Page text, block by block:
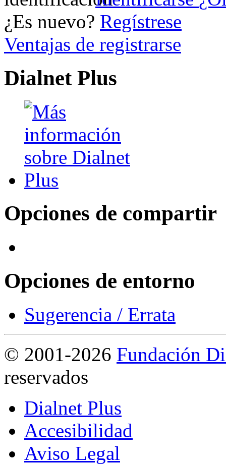
¿Es nuevo? Regístrese
Ventajas de registrarse
Dialnet Plus
Opciones de compartir
Opciones de entorno
Sugerencia / Errata
© 2001-2026 Fundación
reservados
Dialnet Plus
Accesibilidad
Aviso Legal